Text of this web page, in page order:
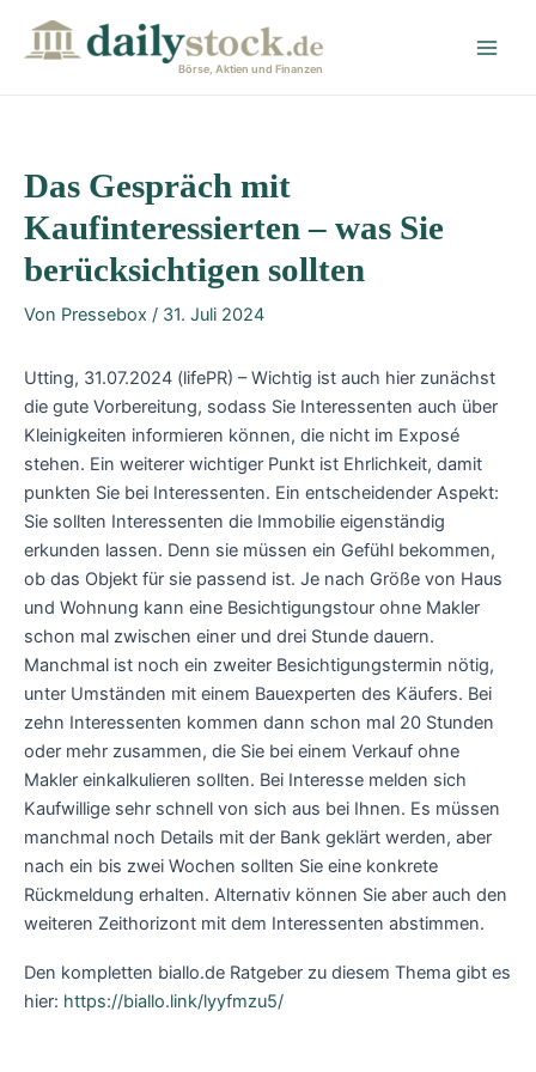
Börse, Aktien und Finanzen
Das Gespräch mit
Kaufinteressierten – was Sie
berücksichtigen sollten
Von Pressebox / 31. Juli 2024
Utting, 31.07.2024 (lifePR) – Wichtig ist auch hier zunächst
die gute Vorbereitung, sodass Sie Interessenten auch über
Kleinigkeiten informieren können, die nicht im Exposé
stehen. Ein weiterer wichtiger Punkt ist Ehrlichkeit, damit
punkten Sie bei Interessenten. Ein entscheidender Aspekt:
Sie sollten Interessenten die Immobilie eigenständig
erkunden lassen. Denn sie müssen ein Gefühl bekommen,
ob das Objekt für sie passend ist. Je nach Größe von Haus
und Wohnung kann eine Besichtigungstour ohne Makler
schon mal zwischen einer und drei Stunde dauern.
Manchmal ist noch ein zweiter Besichtigungstermin nötig,
unter Umständen mit einem Bauexperten des Käufers. Bei
zehn Interessenten kommen dann schon mal 20 Stunden
oder mehr zusammen, die Sie bei einem Verkauf ohne
Makler einkalkulieren sollten. Bei Interesse melden sich
Kaufwillige sehr schnell von sich aus bei Ihnen. Es müssen
manchmal noch Details mit der Bank geklärt werden, aber
nach ein bis zwei Wochen sollten Sie eine konkrete
Rückmeldung erhalten. Alternativ können Sie aber auch den
weiteren Zeithorizont mit dem Interessenten abstimmen.
Den kompletten biallo.de Ratgeber zu diesem Thema gibt es
hier: https://biallo.link/lyyfmzu5/